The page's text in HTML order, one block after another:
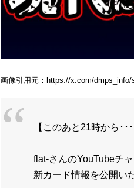
画像引用元：https://x.com/dmps_info/
【このあと21時から･･･
flat-さんのYouTubeチャ
新カード情報を公開い